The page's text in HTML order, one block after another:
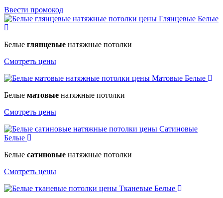
Ввести промокод
Глянцевые Белые
Белые глянцевые натяжные потолки
Смотреть цены
Матовые Белые
Белые матовые натяжные потолки
Смотреть цены
Сатиновые
Белые
Белые сатиновые натяжные потолки
Смотреть цены
Тканевые Белые